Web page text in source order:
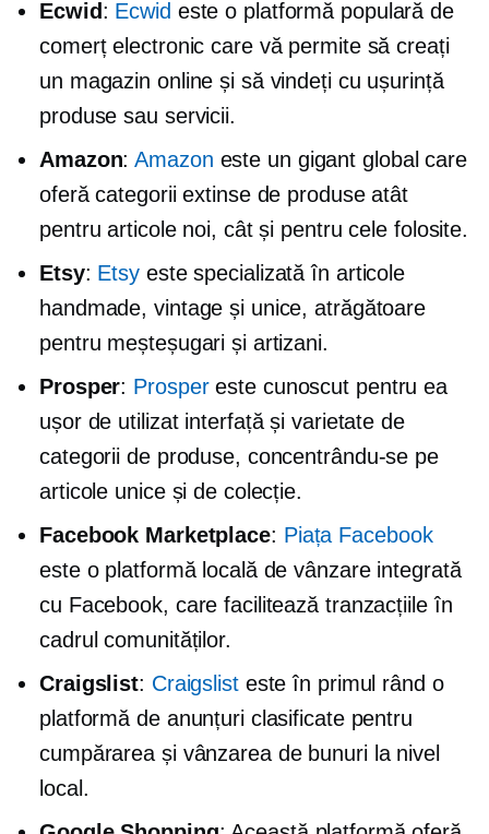
Ecwid: Ecwid este o platformă populară de
comerț electronic care vă permite să creați
un magazin online și să vindeți cu ușurință
produse sau servicii.
Amazon:Amazon este un gigant global care
oferă categorii extinse de produse atât
pentru articole noi, cât și pentru cele folosite.
Etsy: Etsy este specializată în articole
handmade, vintage și unice, atrăgătoare
pentru meșteșugari și artizani.
Prosper: Prospereste cunoscut pentru ea
ușor de utilizatinterfață și varietate de
categorii de produse, concentrându-se pe
articole unice și de colecție.
Facebook Marketplace: Piața Facebook
este o platformă locală de vânzare integrată
cu Facebook, care facilitează tranzacțiile în
cadrul comunităților.
Craigslist: Craigslisteste în primul rând o
platformă de anunțuri clasificate pentru
cumpărarea și vânzarea de bunuri la nivel
local.